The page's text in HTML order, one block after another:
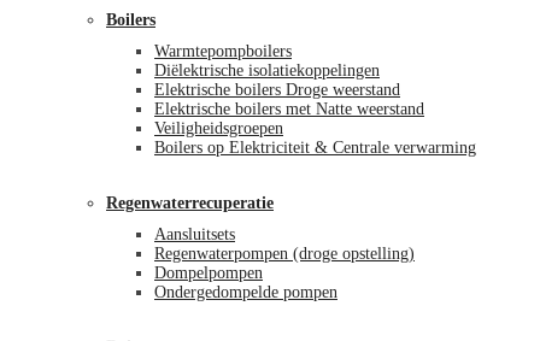
Boilers
Warmtepompboilers
Diëlektrische isolatiekoppelingen
Elektrische boilers Droge weerstand
Elektrische boilers met Natte weerstand
Veiligheidsgroepen
Boilers op Elektriciteit & Centrale verwarming
Regenwaterrecuperatie
Aansluitsets
Regenwaterpompen (droge opstelling)
Dompelpompen
Ondergedompelde pompen